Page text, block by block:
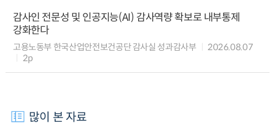
감사인 전문성 및 인공지능(AI) 감사역량 확보로 내부통제
강화한다
고용노동부 한국산업안전보건공단 감사실 성과감사부
2026.08.07
2p
많이 본 자료